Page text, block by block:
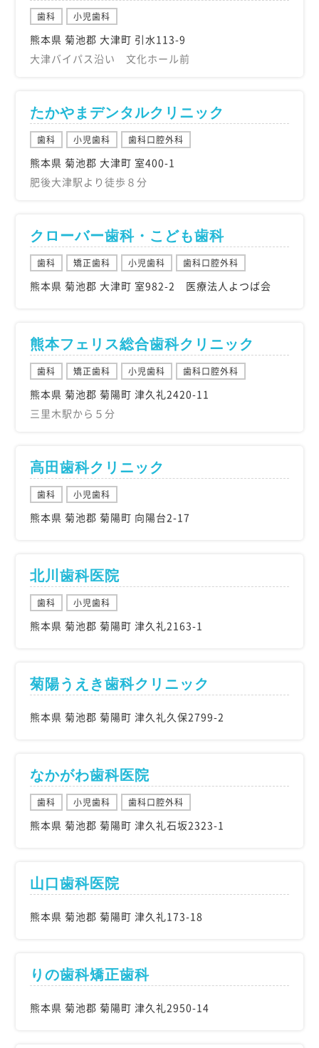
歯科 小児歯科
熊本県 菊池郡 大津町 引水113-9
大津バイパス沿い 文化ホール前
たかやまデンタルクリニック
歯科 小児歯科 歯科口腔外科
熊本県 菊池郡 大津町 室400-1
肥後大津駅より徒歩８分
クローバー歯科・こども歯科
歯科 矯正歯科 小児歯科 歯科口腔外科
熊本県 菊池郡 大津町 室982-2 医療法人よつば会
熊本フェリス総合歯科クリニック
歯科 矯正歯科 小児歯科 歯科口腔外科
熊本県 菊池郡 菊陽町 津久礼2420-11
三里木駅から５分
高田歯科クリニック
歯科 小児歯科
熊本県 菊池郡 菊陽町 向陽台2-17
北川歯科医院
歯科 小児歯科
熊本県 菊池郡 菊陽町 津久礼2163-1
菊陽うえき歯科クリニック
熊本県 菊池郡 菊陽町 津久礼久保2799-2
なかがわ歯科医院
歯科 小児歯科 歯科口腔外科
熊本県 菊池郡 菊陽町 津久礼石坂2323-1
山口歯科医院
熊本県 菊池郡 菊陽町 津久礼173-18
りの歯科矯正歯科
熊本県 菊池郡 菊陽町 津久礼2950-14